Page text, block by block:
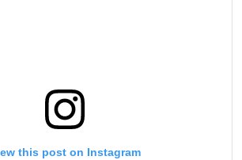
this post on Instagram